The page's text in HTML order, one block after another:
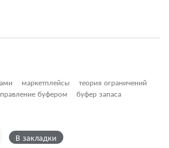
маркетплейсы
теория ограничений
буфером буфер запаса
В закладки